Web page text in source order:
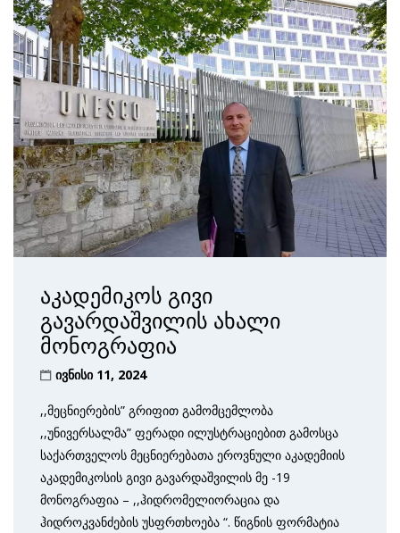
აკადემიკოს გივი
გავარდაშვილის ახალი
მონოგრაფია
ივნისი 11, 2024
,,მეცნიერების” გრიფით გამომცემლობა
,,უნივერსალმა” ფერადი ილუსტრაციებით გამოსცა
საქართველოს მეცნიერებათა ეროვნული აკადემიის
აკადემიკოსის გივი გავარდაშვილის მე -19
მონოგრაფია – ,,ჰიდრომელიორაცია და
ჰიდროკვანძების უსფრთხოება “. წიგნის ფორმატია